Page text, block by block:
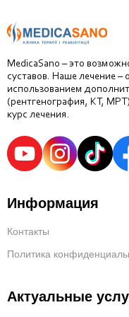
MedicaSano – это
суставов. Наше лечение –
использованием
(рентгенография, КТ,
курс лечения.
Информация
Контакты
Политика
Актуальные